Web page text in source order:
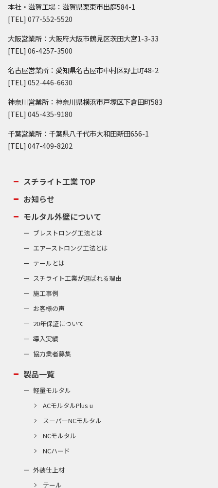
本社・滋賀工場：滋賀県栗東市出庭584-1
[TEL] 077-552-5520
大阪営業所：大阪府大阪市鶴見区茨田大宮1-3-33
[TEL] 06-4257-3500
名古屋営業所：愛知県名古屋市中村区野上町48-2
[TEL] 052-446-6630
神奈川営業所：神奈川県横浜市戸塚区下倉田町583
[TEL] 045-435-9180
千葉営業所：千葉県八千代市大和田新田656-1
[TEL] 047-409-8202
スチライト工業 TOP
お知らせ
モルタル外壁について
ブレストロング工法とは
エアーストロング工法とは
テールとは
スチライト工業が選ばれる理由
施工事例
お客様の声
20年保証について
導入実績
協力業者募集
製品一覧
軽量モルタル
ACモルタルPlus u
スーパーNCモルタル
NCモルタル
NCハード
外装仕上材
テール